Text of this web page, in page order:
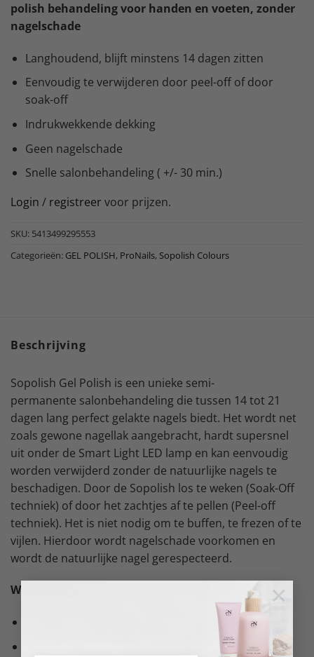
×
polish behandeling voor handen en voeten, zonder
nagelschade
Langhoudend, blijft minstens 14 dagen zitten
Eenvoudig te verwijderen door peel-off of door
soak-off
Indrukwekkende dekking
Geen nagelschade
Snelle salonbehandeling ( +/- 30 min.)
Login / registreer voor prijzen.
SKU: 5413499295553
Categorieën: GEL POLISH, ProNails, Sopolish Colours
Beschrijving
Sopolish Gel Polish is een unieke semi-
permanente salonbehandeling die tussen 14 tot 21
dagen lang perfect gelakte nagels biedt. Het wordt net
zoals gewone nagellak aangebracht, hardt supersnel
uit onder de Smart Light LED lamp en kan eenvoudig
worden verwijderd zonder de natuurlijke nagels te
beschadigen. Door de Sopolish los te weken (Soak-Off
techniek) of door het zachtjes af te pellen (Peel-off
techniek). Het is niet nodig om te buffen, te frezen of te
vijlen. Hierdoor wordt nagelschade voorkomen en
wordt de natuurlijke nagel gerespecteerd.
Wat is het?